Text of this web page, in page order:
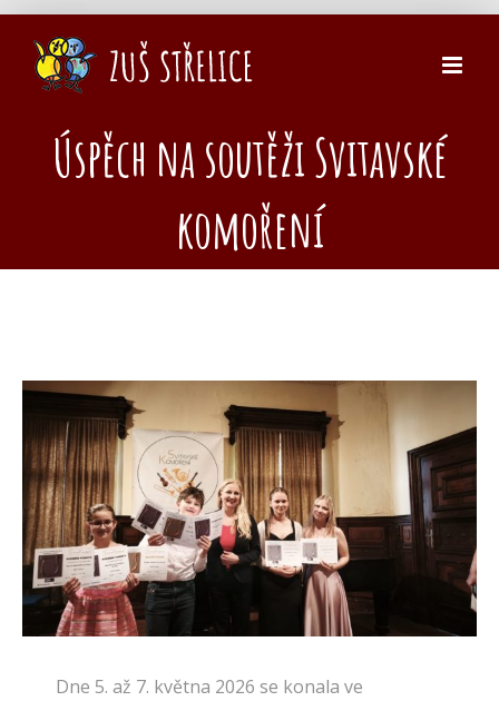
Přeskočit
obsah
Úspěch na soutěži Svitavské
komoření
Zobrazit
větší
obrázek
Dne 5. až 7. května 2026 se konala ve